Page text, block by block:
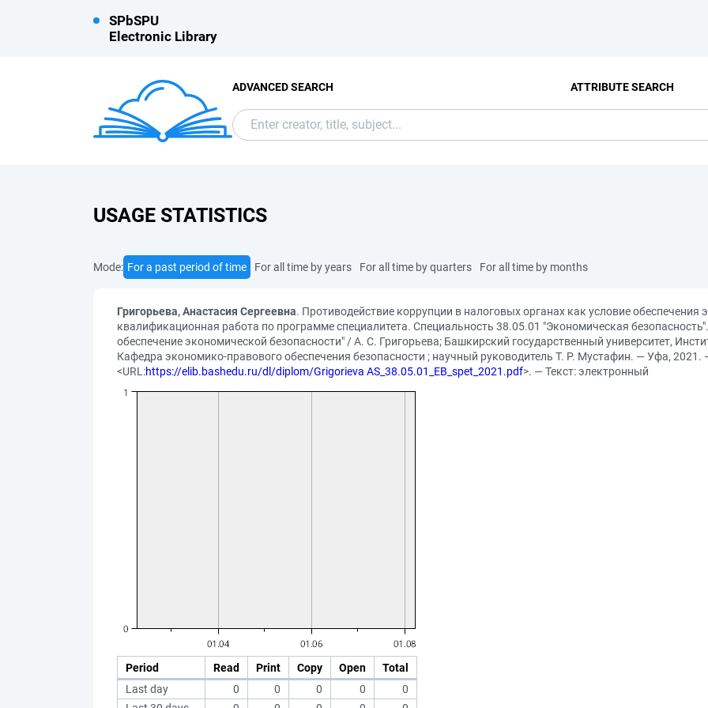
SPbSPU
Electronic Library
ADVANCED SEARCH ATTRIBUTE SEARCH
USAGE STATISTICS
Mode: For a past period of time For all time by years For all time by quarters For all time by months
Григорьева, Анастасия Сергеевна. Противодействие коррупции в налоговых органах как условие
квалификационная работа по программе специалитета. Специальность 38.05.01 "Экономическая
обеспечение экономической безопасности" / А. С. Григорьева; Башкирский государственный университет,
Кафедра экономико-правового обеспечения безопасности ; научный руководитель Т. Р. Мустафин. — Уфа, 2021.
<URL:https://elib.bashedu.ru/dl/diplom/Grigorieva AS_38.05.01_EB_spet_2021.pdf>. — Текст: электронный
Period Read Print Copy Open
Total
Last day
0 0 0 0
0